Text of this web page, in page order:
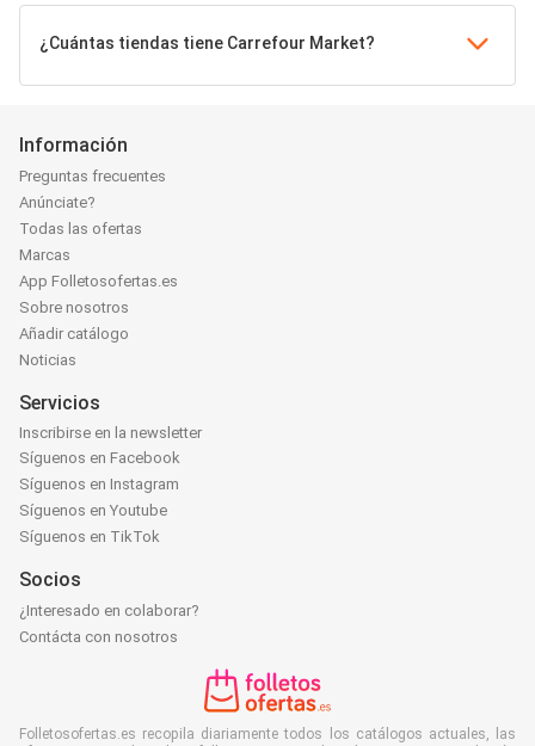
¿Cuántas tiendas tiene Carrefour Market?
Información
Preguntas frecuentes
Anúnciate?
Todas las ofertas
Marcas
App Folletosofertas.es
Sobre nosotros
Añadir catálogo
Noticias
Servicios
Inscribirse en la newsletter
Síguenos en Facebook
Síguenos en Instagram
Síguenos en Youtube
Síguenos en TikTok
Socios
¿Interesado en colaborar?
Contácta con nosotros
Folletosofertas.es recopila diariamente todos los catálogos actuales, las